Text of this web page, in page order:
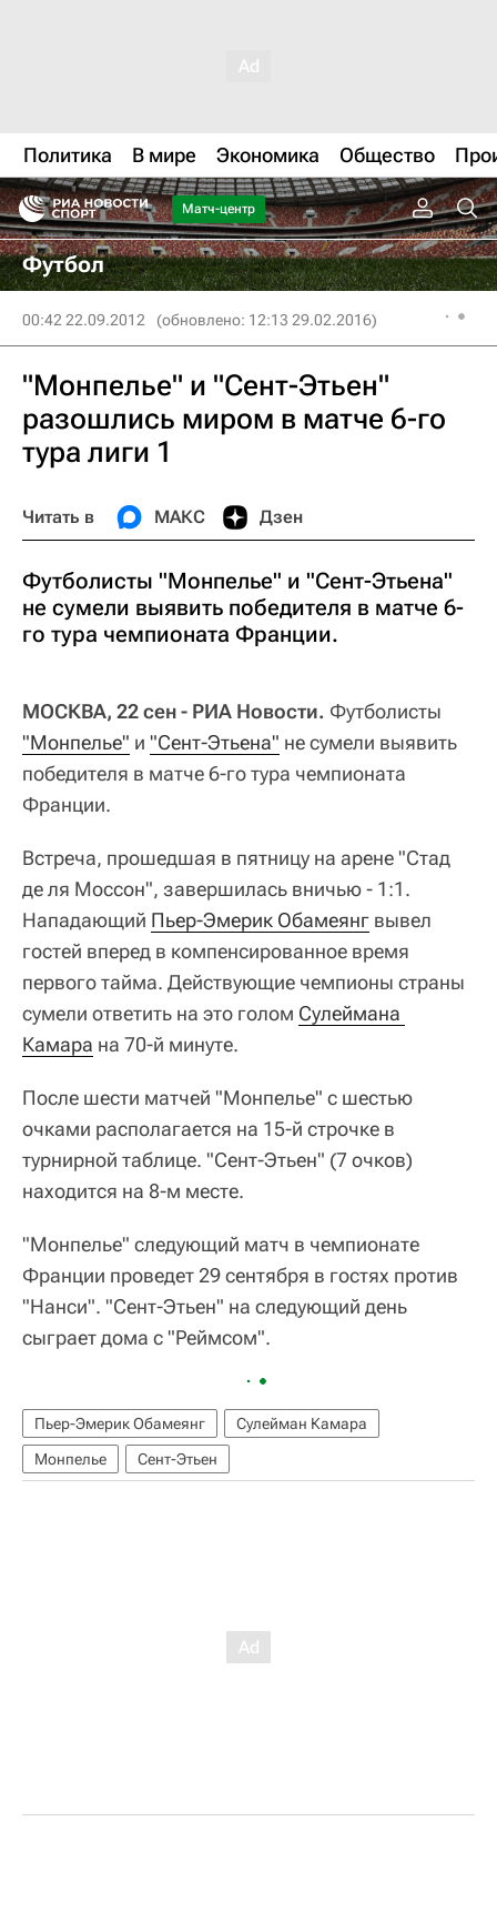
Политика В мире Экономика Общество
Матч-центр
Футбол
00:42 22.09.2012 (обновлено: 12:13 29.02.2016)
"Монпелье" и "Сент-Этьен"
разошлись миром в матче 6-го
тура лиги 1
Читать в МАКС Дзен
Футболисты "Монпелье" и "Сент-Этьена"
не сумели выявить победителя в матче 6-
го тура чемпионата Франции.
МОСКВА, 22 сен - РИА Новости. Футболисты
"Монпелье" и "Сент-Этьена" не сумели выявить
победителя в матче 6-го тура чемпионата
Франции.
Встреча, прошедшая в пятницу на арене "Стад
де ля Моссон", завершилась вничью - 1:1.
Нападающий Пьер-Эмерик Обамеянг вывел
гостей вперед в компенсированное время
первого тайма. Действующие чемпионы страны
сумели ответить на это голом Сулеймана
Камара на 70-й минуте.
После шести матчей "Монпелье" с шестью
очками располагается на 15-й строчке в
турнирной таблице. "Сент-Этьен" (7 очков)
находится на 8-м месте.
"Монпелье" следующий матч в чемпионате
Франции проведет 29 сентября в гостях против
"Нанси". "Сент-Этьен" на следующий день
сыграет дома с "Реймсом".
Пьер-Эмерик Обамеянг
Сулейман Камара
Монпелье
Сент-Этьен